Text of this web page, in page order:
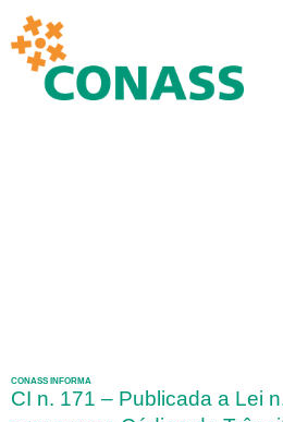
CONASS INFORMA
CI n. 171 – Publicada a Lei